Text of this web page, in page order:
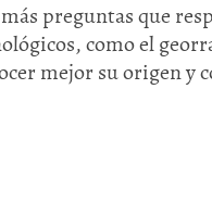
preguntas que
como el
mejor su origen y